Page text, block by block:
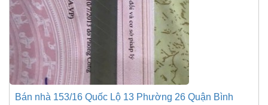
Bán nhà 153/16 Quốc Lộ 13 Phường 26 Quận Bình